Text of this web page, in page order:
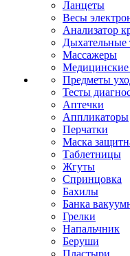
Ланцеты
Весы
Анализатор
Дыхательные
Массажеры
Предметы
Тесты
Аптечки
Аппликаторы
Перчатки
Маска
Таблетницы
Жгуты
Спринцовка
Бахилы
Банка
Грелки
Напальчник
Беруши
Пластыри